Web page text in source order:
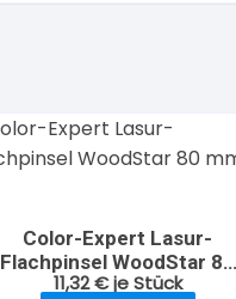
Color-Expert Lasur-
Flachpinsel WoodStar 80
mm
11,32€ je Stück